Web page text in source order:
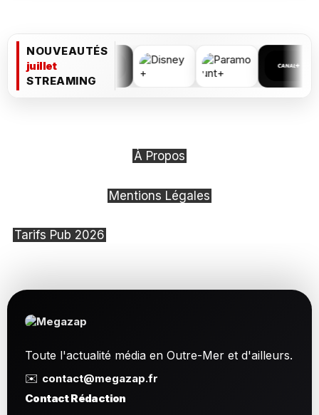
NOUVEAUTÉS
juillet
STREAMING
À Propos
Mentions Légales
Tarifs Pub 2026
Toute l'actualité média en Outre-Mer et d'ailleurs.
✉️ contact@megazap.fr
Contact Rédaction